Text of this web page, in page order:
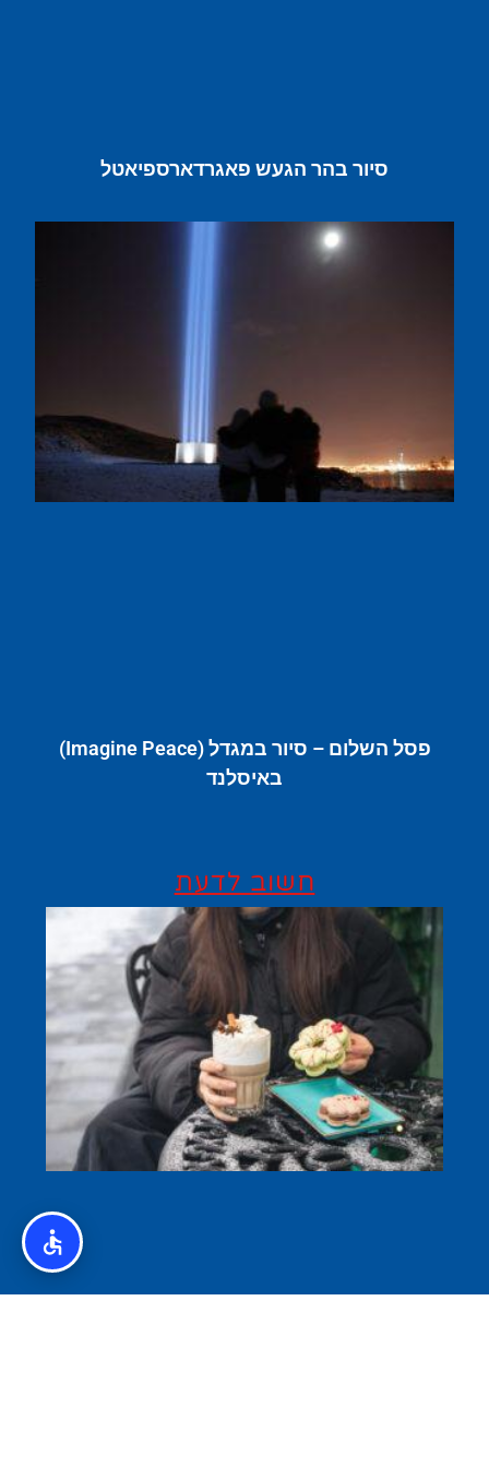
סיור בהר הגעש פאגרדארספיאטל
פסל השלום – סיור במגדל (Imagine Peace)
באיסלנד
חשוב לדעת